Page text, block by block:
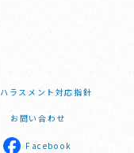
ハラスメント対応指針
お問い合わせ
Facebook